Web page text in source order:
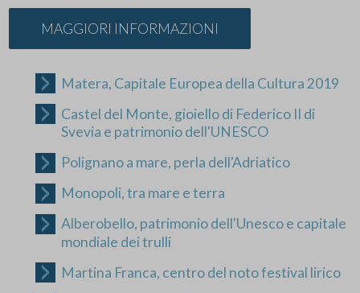
MAGGIORI INFORMAZIONI
Matera, Capitale Europea della Cultura 2019
Castel del Monte, gioiello di Federico II di
Svevia e patrimonio dell'UNESCO
Polignano a mare, perla dell'Adriatico
Monopoli, tra mare e terra
Alberobello, patrimonio dell'Unesco e capitale
mondiale dei trulli
Martina Franca, centro del noto festival lirico